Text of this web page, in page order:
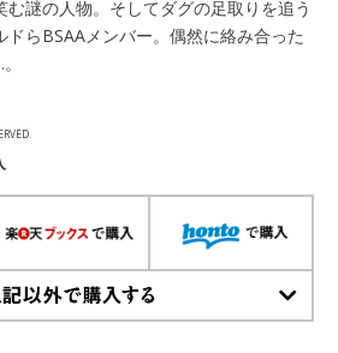
謎の人物。そしてダグの足取りを追う
らBSAAメンバー。偶然に絡み合った